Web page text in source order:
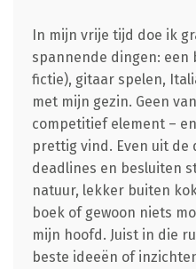
In mijn vrije tijd doe ik
spannende dingen: een
fictie), gitaar spelen,
met mijn gezin. Geen
competitief element –
prettig vind. Even uit de
deadlines en besluiten
natuur, lekker buiten
boek of gewoon niets
mijn hoofd. Juist in die
beste ideeën of